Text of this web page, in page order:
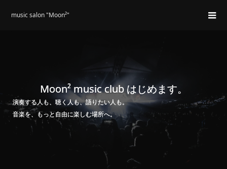
music salon "Moon²"
Moon² music club はじめます。
演奏する人も、聴く人も、語りたい人も。
音楽を、もっと自由に楽しむ場所へ。